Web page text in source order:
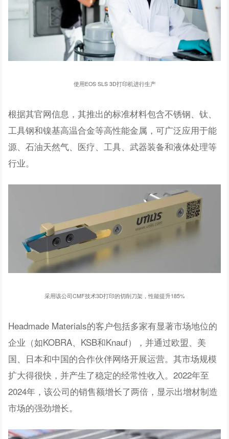
使用EOS SLS 3D打印机进行生产
根据其官网信息，其推出的标准材料包含不锈钢、钛、
工具钢和镍基高温合金等高性能金属，可广泛应用于能
源、石油天然气、医疗、工具、武器装备和液体处理等
行业。
采用该公司CMF技术3D打印的切削刀架，性能提升185%
Headmade Materials的客户包括多家有显著市场地位的
企业（如KOBRA、KSB和Knauf），并通过欧盟、美
国、日本和中国的合作伙伴网络开展运营。其市场规模
扩大得很快，并产生了稳定的经常性收入。2022年至
2024年，该公司的销售额增长了两倍，显示出增材制造
市场的强劲增长。